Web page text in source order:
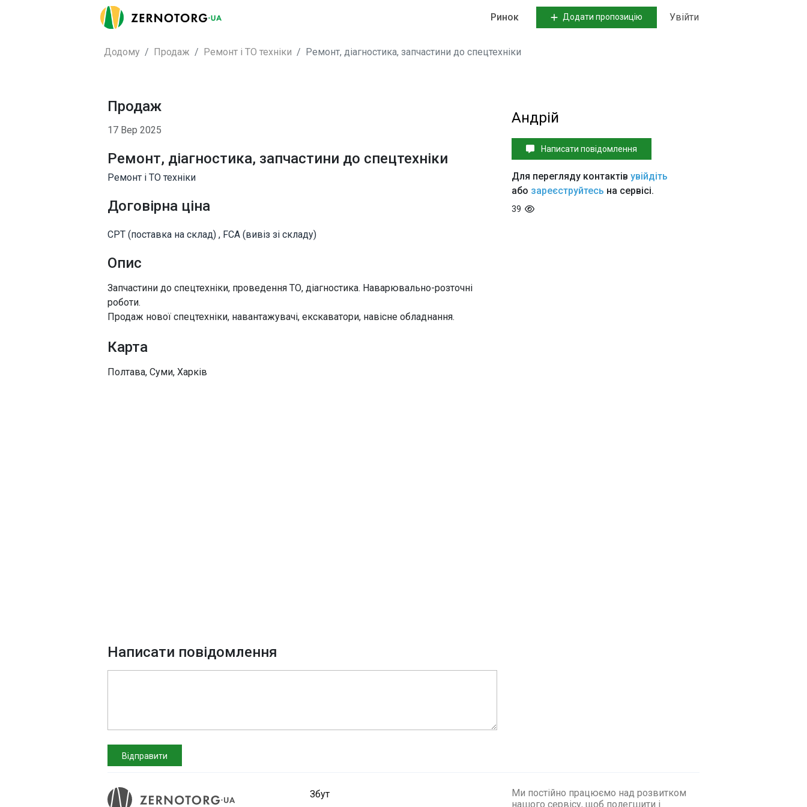
Ринок Додати пропозицію Увійти
Додому Продаж Ремонт і ТО техніки Ремонт, діагностика, запчастини до спецтехніки
Продаж
17 Вер 2025
Ремонт, діагностика, запчастини до спецтехніки
Ремонт і ТО техніки
Договірна ціна
CPT (поставка на склад) , FCA (вивіз зі складу)
Опис
Запчастини до спецтехніки, проведення ТО, діагностика. Наварювально-розточні
роботи.
Продаж нової спецтехніки, навантажувачі, екскаватори, навісне обладнання.
Карта
Полтава, Суми, Харків
Написати повідомлення
Андрій
Написати повідомлення
Для перегляду контактівувійдіть
або зареєструйтесь на сервісі.
39
Збут
Ми постійно працюємо над розвитком
нашого сервісу, щоб полегшити і